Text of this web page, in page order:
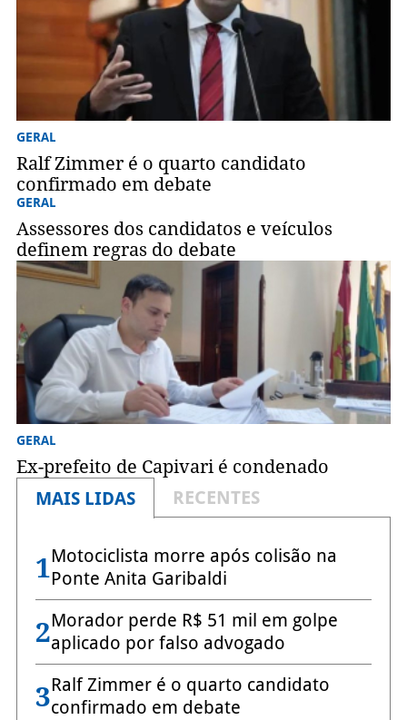
GERAL
Ralf Zimmer é o quarto candidato
confirmado em debate
GERAL
Assessores dos candidatos e veículos
definem regras do debate
GERAL
Ex-prefeito de Capivari é condenado
MAIS LIDAS
RECENTES
1Motociclista morre após colisão na
Ponte Anita Garibaldi
2Morador perde R$ 51 mil em golpe
aplicado por falso advogado
3Ralf Zimmer é o quarto candidato
confirmado em debate